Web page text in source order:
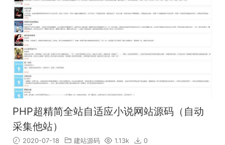
PHP超精简全站自适应小说网站源码（自动
采集他站）
2020-07-18 建站源码 1.13k 0